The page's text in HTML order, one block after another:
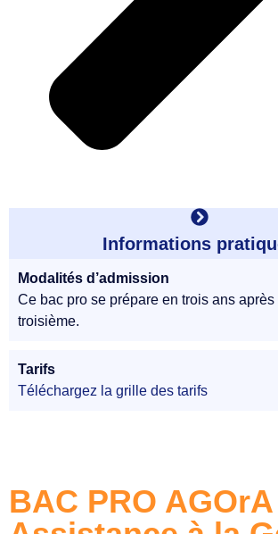
Informations
Modalités d’admission
Ce bac pro se prépare en trois ans
troisième.
Tarifs
Téléchargez la grille des tarifs
BAC PRO AGOrA